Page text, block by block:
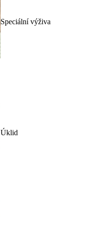
Speciální výživa
Úklid